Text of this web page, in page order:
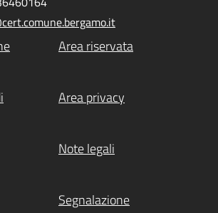
Area riservata
Area privacy
Note legali
Segnalazione